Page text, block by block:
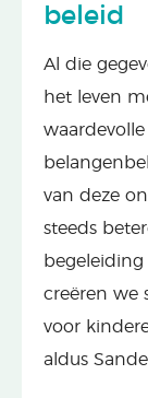
beleid
Al die
het leven
van deze
steeds
creëren we
voor
aldus